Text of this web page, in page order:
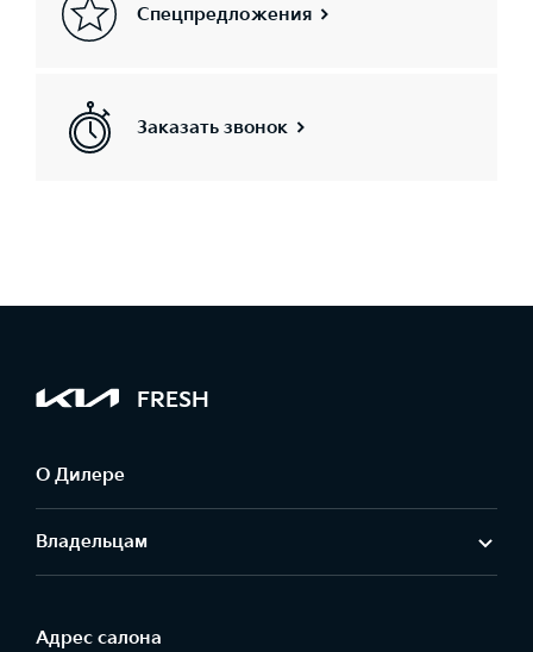
Спецпредложения
Заказать звонок
FRESH
О Дилере
Владельцам
Адрес салонa